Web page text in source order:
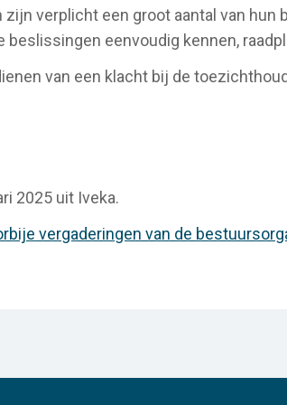
verplicht een groot aantal van
beslissingen eenvoudig kennen,
van een klacht bij de
2025 uit Iveka.
vergaderingen van de